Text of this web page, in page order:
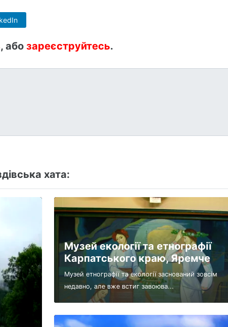
, або зареєструйтесь.
хата:
Музей екології та етнографії
Карпатського краю, Яремче
Музей етнографії та екології заснований зовсім
недавно, але вже встиг завоюва...